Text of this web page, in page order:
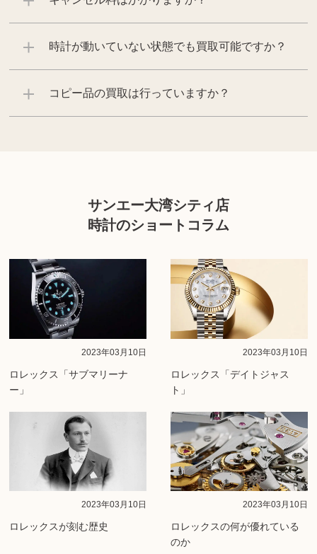
時計が動いていない状態でも買取可能ですか？
コピー品の買取は行っていますか？
サンエー大湾シティ店
時計のショートコラム
2023年03月10日
ロレックス「サブマリーナ
ー」
2023年03月10日
ロレックス「デイトジャス
ト」
2023年03月10日
ロレックスが刻む歴史
2023年03月10日
ロレックスの何が優れている
のか